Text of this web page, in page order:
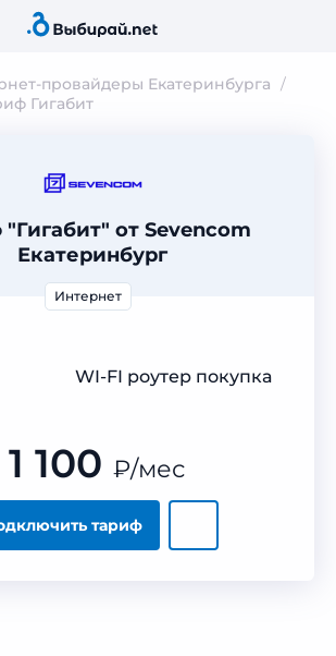
провайдеры Екатеринбурга
Гигабит
от Sevencom
Екатеринбург
Интернет
WI-FI роутер покупка
тариф
1 100 ₽/мес